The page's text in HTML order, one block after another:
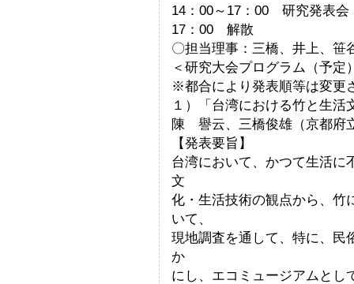
14：00～17：00 研究発表会
17：00 解散
〇担当理事：三橋、井上、笹
＜研究大会プログラム（予定
※都合により発表順等は変更
１）「台湾における竹と生活
陳 譽云、三橋俊雄（京都府
【発表要旨】
台湾において、かつて生活に
文
化・生活技術の観点から、竹
いて、
現地調査を通して、特に、民
か
にし、エコミュージアムとし